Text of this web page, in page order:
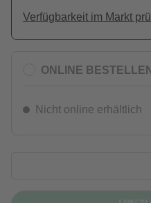
Verfügbarkeit im Markt
ONLINE BESTELLEN
Nicht online erhältlich